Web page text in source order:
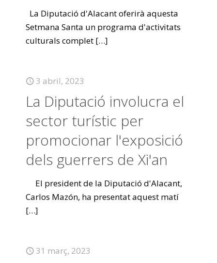
La Diputació d'Alacant oferirà aquesta
Setmana Santa un programa d'activitats
culturals complet […]
3 abril, 2023
La Diputació involucra el
sector turístic per
promocionar l'exposició
dels guerrers de Xi'an
El president de la Diputació d'Alacant,
Carlos Mazón, ha presentat aquest matí
[…]
31 març, 2023